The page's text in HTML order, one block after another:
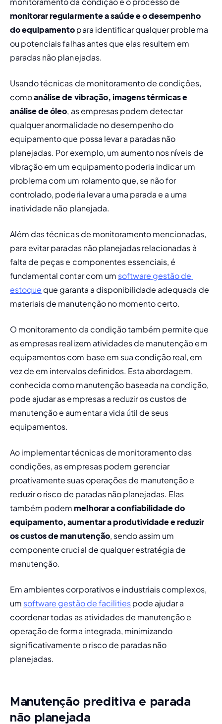
monitorar regularmente a saúde e o desempenho
do equipamento para identificar qualquer problema
ou potenciais falhas antes que elas resultem em
paradas não planejadas.
Usando técnicas de monitoramento de condições,
como análise de vibração, imagens térmicas e
análise de óleo, as empresas podem detectar
qualquer anormalidade no desempenho do
equipamento que possa levar a paradas não
planejadas. Por exemplo, um aumento nos níveis de
vibração em um equipamento poderia indicar um
problema com um rolamento que, se não for
controlado, poderia levar a uma parada e a uma
inatividade não planejada.
Além das técnicas de monitoramento mencionadas,
para evitar paradas não planejadas relacionadas à
falta de peças e componentes essenciais, é
fundamental contar com um software gestão de
estoque que garanta a disponibilidade adequada de
materiais de manutenção no momento certo.
O monitoramento da condição também permite que
as empresas realizem atividades de manutenção em
equipamentos com base em sua condição real, em
vez de em intervalos definidos. Esta abordagem,
conhecida como manutenção baseada na condição,
pode ajudar as empresas a reduzir os custos de
manutenção e aumentar a vida útil de seus
equipamentos.
Ao implementar técnicas de monitoramento das
condições, as empresas podem gerenciar
proativamente suas operações de manutenção e
reduzir o risco de paradas não planejadas. Elas
também podem melhorar a confiabilidade do
equipamento, aumentar a produtividade e reduzir
os custos de manutenção, sendo assim um
componente crucial de qualquer estratégia de
manutenção.
Em ambientes corporativos e industriais complexos,
um software gestão de facilities pode ajudar a
coordenar todas as atividades de manutenção e
operação de forma integrada, minimizando
significativamente o risco de paradas não
planejadas.
Manutenção preditiva e parada
não planejada